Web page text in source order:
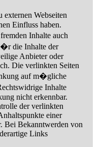
Webseiten
Einfluss haben.
Inhalte auch
die Inhalte der
Anbieter oder
Die verlinkten Seiten
auf m�gliche
Inhalte
nicht erkennbar.
der verlinkten
einer
Bei Bekanntwerden von
Links